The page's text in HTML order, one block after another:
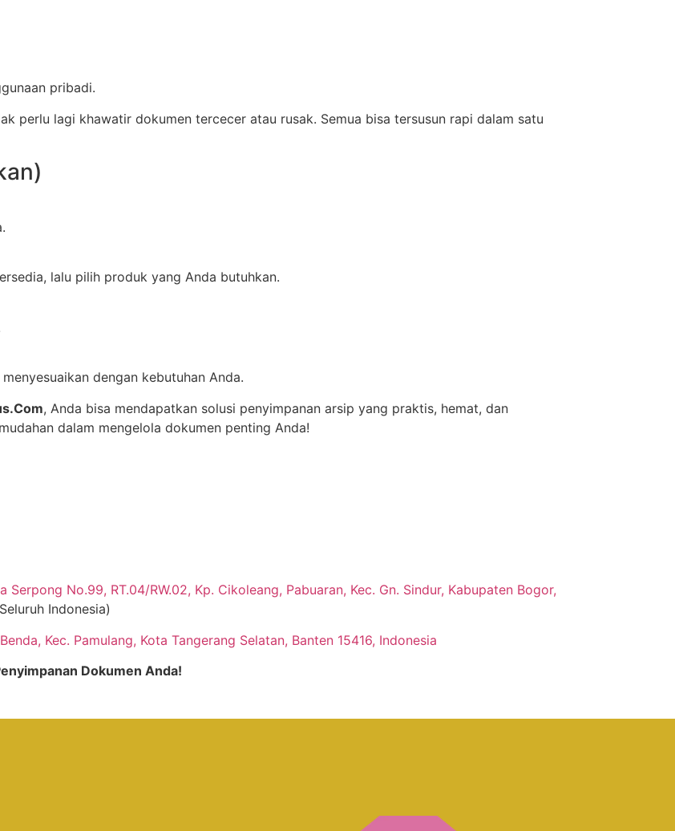
pribadi.
perlu lagi khawatir dokumen tercecer atau rusak. Semua bisa tersusun rapi dalam satu
lalu pilih produk yang Anda butuhkan.
dengan kebutuhan Anda.
, Anda bisa mendapatkan solusi penyimpanan arsip yang praktis, hemat, dan
dalam mengelola dokumen penting Anda!
Serpong No.99, RT.04/RW.02, Kp. Cikoleang, Pabuaran, Kec. Gn. Sindur, Kabupaten Bogor,
Indonesia)
Kec. Pamulang, Kota Tangerang Selatan, Banten 15416, Indonesia
Dokumen Anda!